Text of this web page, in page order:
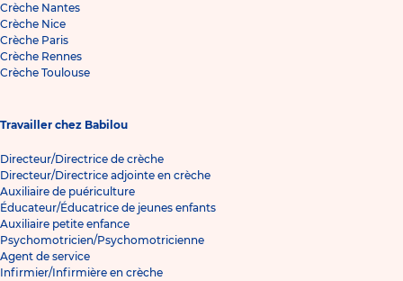
Crèche Nantes
Crèche Nice
Crèche Paris
Crèche Rennes
Crèche Toulouse
Travailler chez Babilou
Directeur/Directrice de crèche
Directeur/Directrice adjointe en crèche
Auxiliaire de puériculture
Éducateur/Éducatrice de jeunes enfants
Auxiliaire petite enfance
Psychomotricien/Psychomotricienne
Agent de service
Infirmier/Infirmière en crèche